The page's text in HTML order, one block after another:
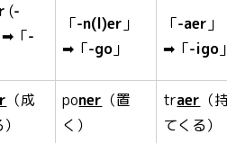
(-
「-
「-n(l)er 」
➡「-go 」
「-aer 」
➡「-igo
（成
poner （置
く）
traer （
てくる）